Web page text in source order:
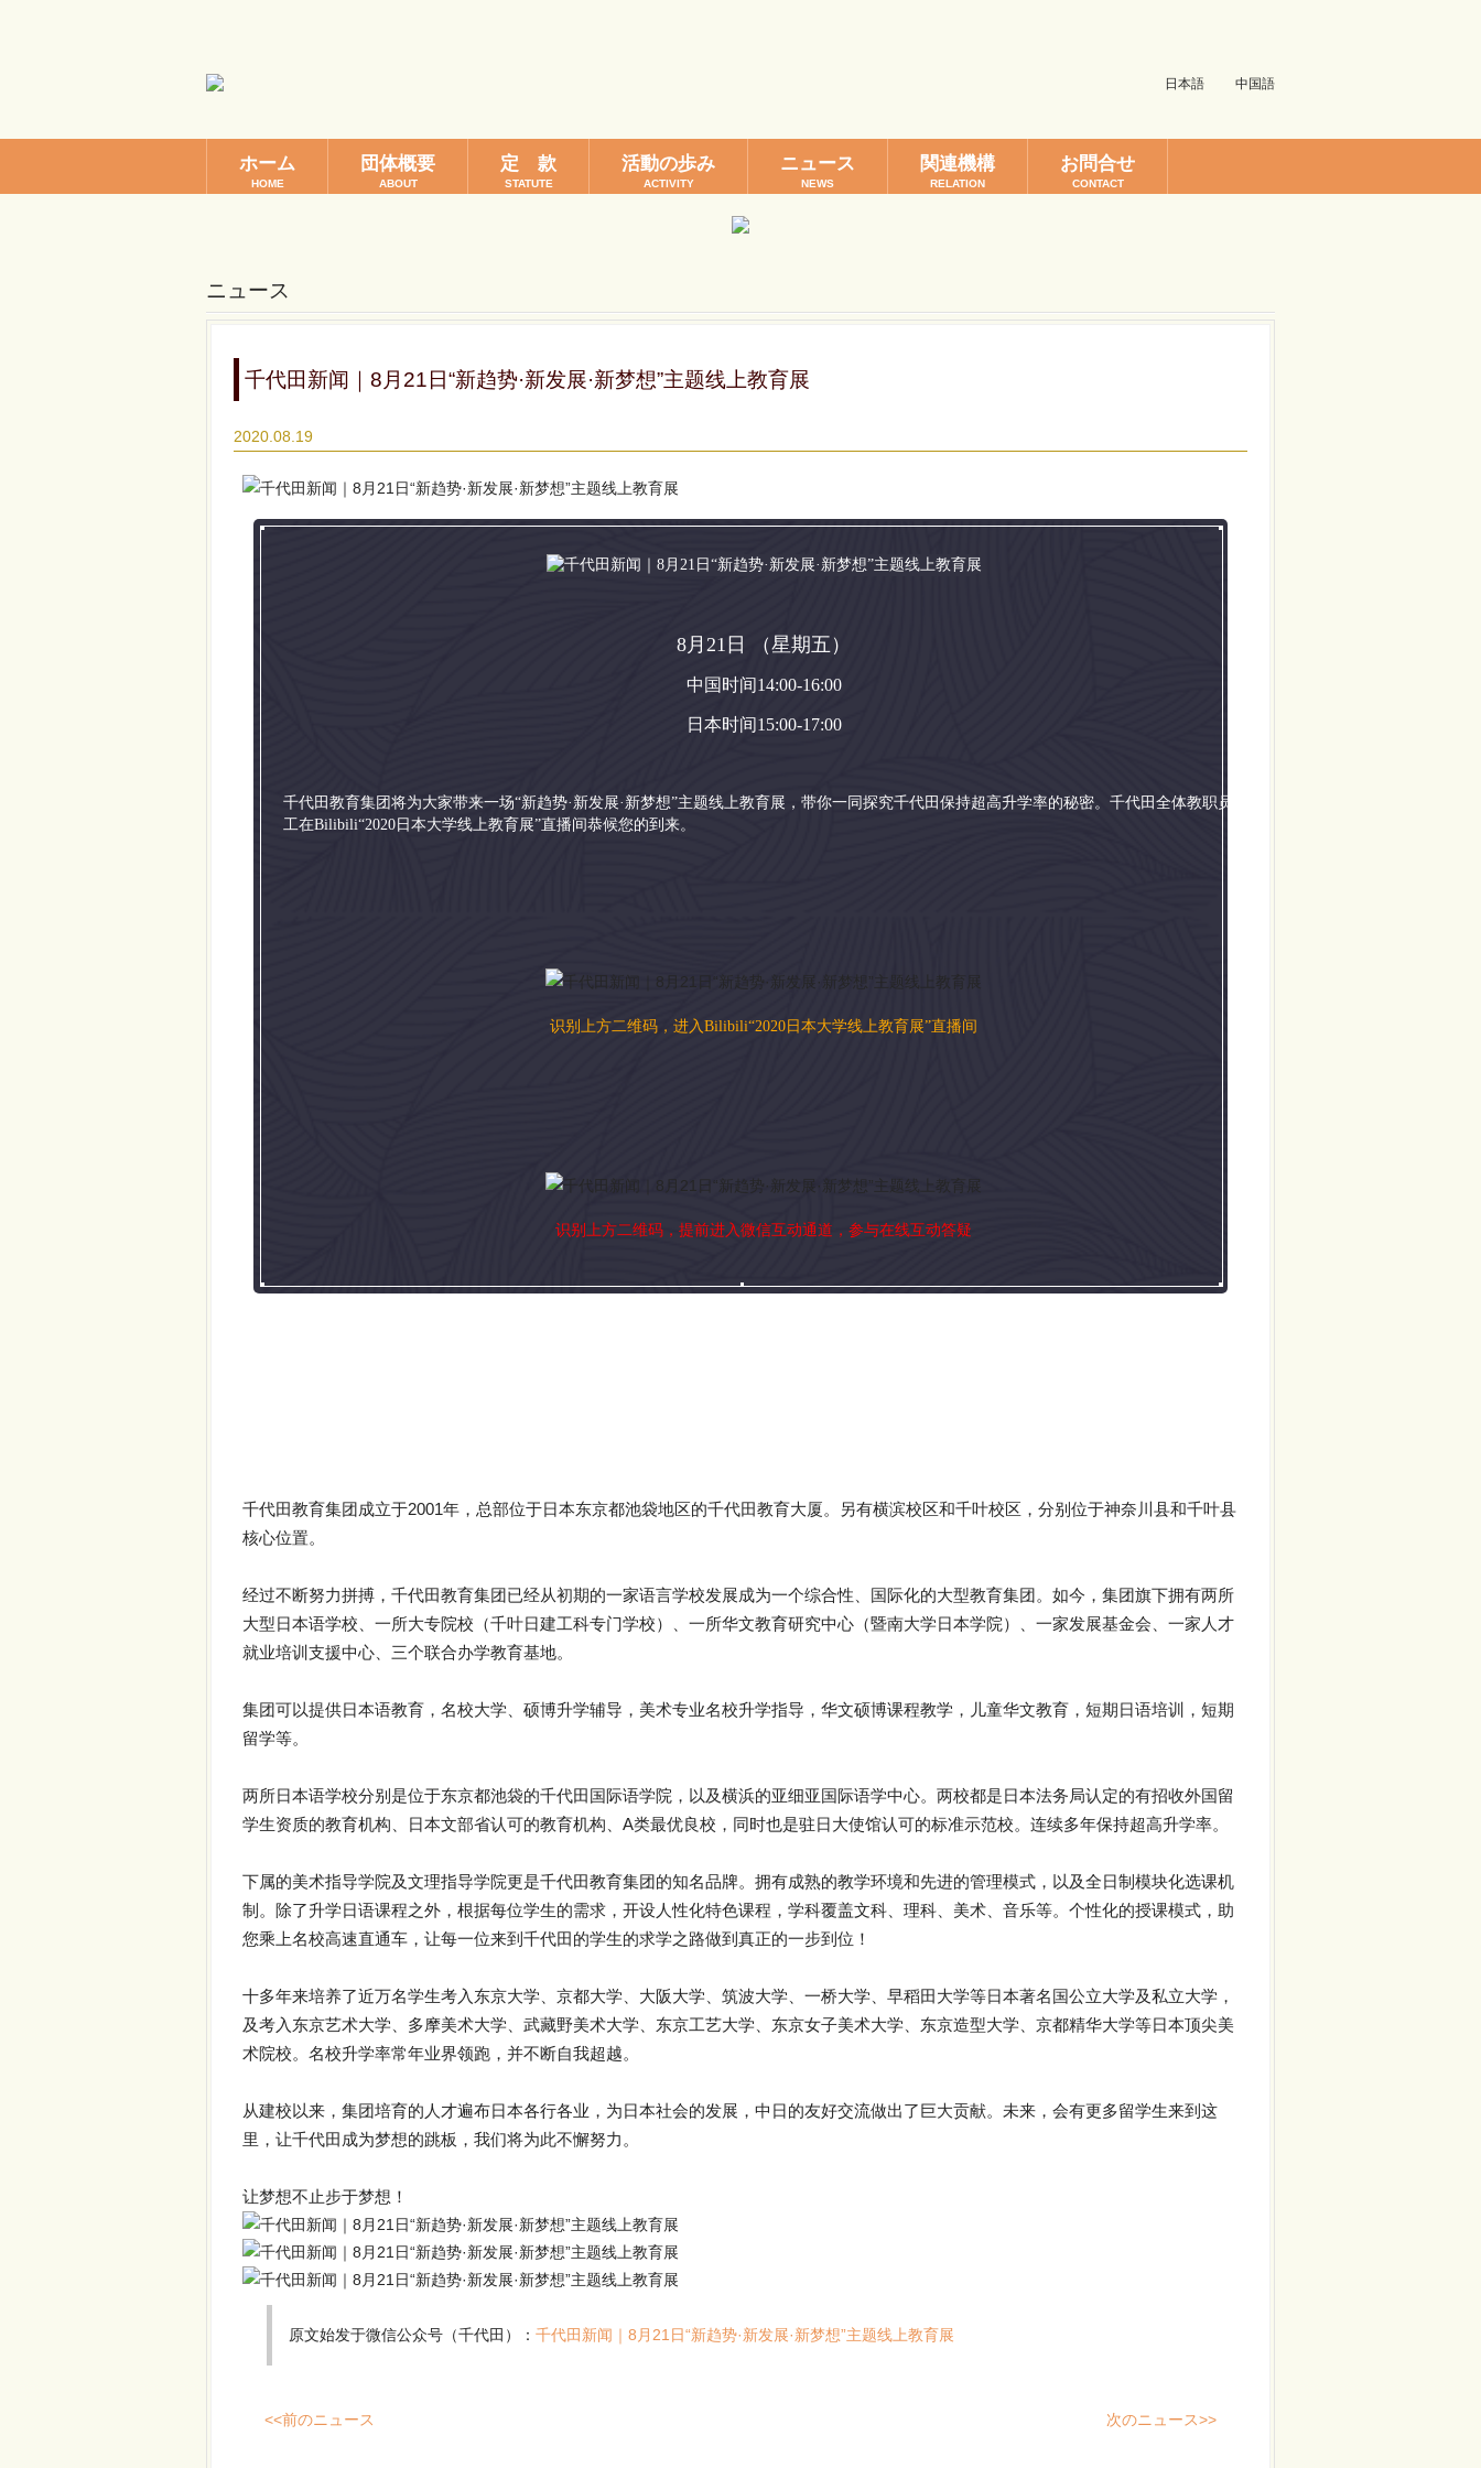
日本語 中国語
ホーム
HOME
団体概要
ABOUT
定 款
STATUTE
活動の歩み
ACTIVITY
ニュース
NEWS
関連機構
RELATION
お問合せ
CONTACT
ニュース
千代田新闻｜8月21日“新趋势·新发展·新梦想”主题线上教育展
2020.08.19
8月21日 （星期五）
中国时间14:00-16:00
日本时间15:00-17:00
千代田教育集团将为大家带来一场“新趋势·新发展·新梦想”主题线上教育展，带你一同探究千代田保持超高升学率的秘密。千代田全体教职员
工在Bilibili“2020日本大学线上教育展”直播间恭候您的到来。
识别上方二维码，进入Bilibili“2020日本大学线上教育展”直播间
识别上方二维码，提前进入微信互动通道，参与在线互动答疑
千代田教育集团成立于2001年，总部位于日本东京都池袋地区的千代田教育大厦。
另有横滨校区和千叶校区，分别位于神奈川县和千叶县
核心位置。
经过不断努力拼搏，千代田教育集团已经从初期的一家语言学校发展成为一个综合性、国际化的大型教育集团。如今，集团旗下拥有两所
大型日本语学校、一所大专院校（千叶日建工科专门学校）、一所华文教育研究中心（暨南大学日本学院）、一家发展基金会、一家人才
就业培训支援中心、三个联合办学教育基地。
集团可以提供日本语教育，名校大学、硕博升学辅导，美术专业名校升学指导，华文硕博课程教学，儿童华文教育，短期日语培训，短期
留学等。
两所日本语学校分别是位于东京都池袋的千代田国际语学院，以及横浜的亚细亚国际语学中心。两校都是日本法务局认定的有招收外国留
学生资质的教育机构、日本文部省认可的教育机构、A类最优良校，同时也是驻日大使馆认可的标准示范校。连续多年保持超高升学率。
下属的美术指导学院及文理指导学院更是千代田教育集团的知名品牌。拥有成熟的教学环境和先进的管理模式，以及全日制模块化选课机
制。除了升学日语课程之外，根据每位学生的需求，开设人性化特色课程，学科覆盖文科、理科、美术、音乐等。个性化的授课模式，助
您乘上名校高速直通车，让每一位来到千代田的学生的求学之路做到真正的一步到位！
十多年来培养了近万名学生考入东京大学、京都大学、大阪大学、筑波大学、一桥大学、早稻田大学等日本著名国公立大学及私立大学，
及考入东京艺术大学、多摩美术大学、武藏野美术大学、东京工艺大学、东京女子美术大学、东京造型大学、京都精华大学等日本顶尖美
术院校。名校升学率常年业界领跑，并不断自我超越。
从建校以来，集团培育的人才遍布日本各行各业，为日本社会的发展，中日的友好交流做出了巨大贡献。未来，会有更多留学生来到这
里，让千代田成为梦想的跳板，我们将为此不懈努力。
让梦想不止步于梦想！
原文始发于微信公众号（千代田）： 千代田新闻｜8月21日“新趋势·新发展·新梦想”主题线上教育展
<<前のニュース 次のニュース>>